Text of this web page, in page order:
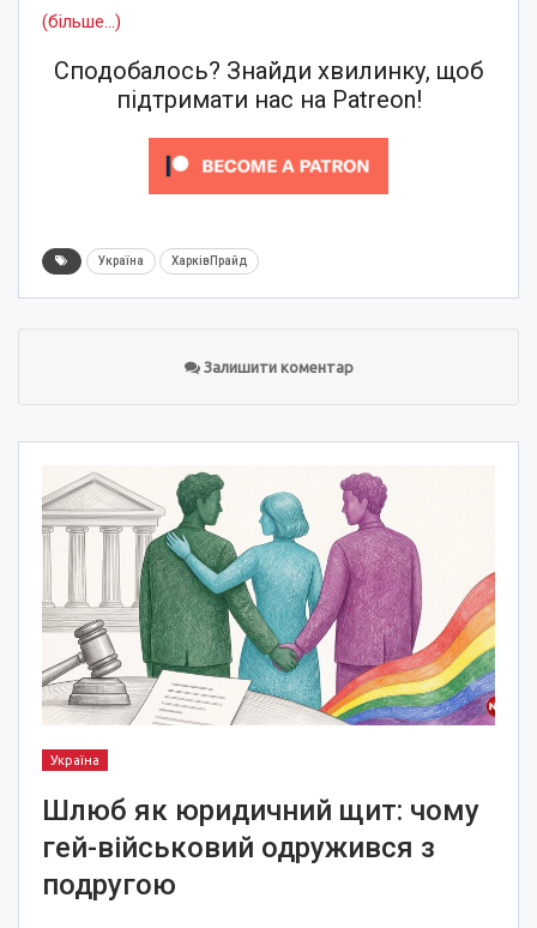
(більше…)
Сподобалось? Знайди хвилинку, щоб
підтримати нас на Patreon!
Україна ХарківПрайд
Залишити коментар
Україна
Шлюб як юридичний щит: чому
гей-військовий одружився з
подругою